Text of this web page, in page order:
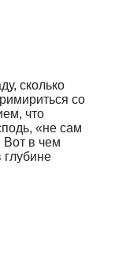
сколько
со
что
«не сам
Вот в чем